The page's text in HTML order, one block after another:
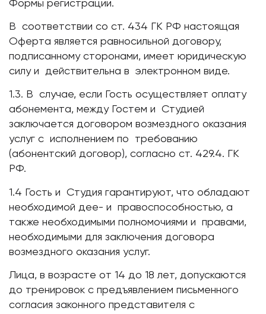
Формы регистрации.
В соответствии со ст. 434 ГК РФ настоящая
Оферта является равносильной договору,
подписанному сторонами, имеет юридическую
силу и действительна в электронном виде.
1.3. В случае, если Гость осуществляет оплату
абонемента, между Гостем и Студией
заключается договором возмездного оказания
услуг с исполнением по требованию
(абонентский договор), согласно ст. 429.4. ГК
РФ.
1.4 Гость и Студия гарантируют, что обладают
необходимой дее- и правоспособностью, а
также необходимыми полномочиями и правами,
необходимыми для заключения договора
возмездного оказания услуг.
Лица, в возрасте от 14 до 18 лет, допускаются
до тренировок с предъявлением письменного
согласия законного представителя с